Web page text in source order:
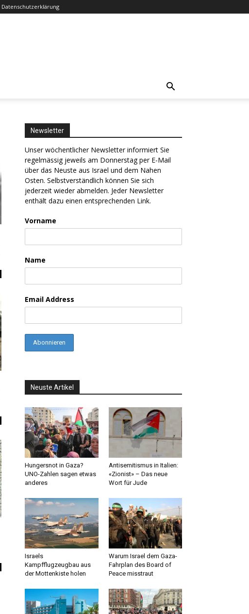
Datenschutzerklärung
Newsletter
Unser wöchentlicher Newsletter informiert Sie
regelmässig jeweils am Donnerstag per E-Mail
über das Neuste aus Israel und dem Nahen
Osten. Selbstverständlich können Sie sich
jederzeit wieder abmelden. Jeder Newsletter
enthält dazu einen entsprechenden Link.
Vorname
Name
Email Address
Neuste Artikel
Hungersnot in Gaza?
UNO-Zahlen sagen etwas
anderes
Antisemitismus in Italien:
«Zionist» – Das neue
Wort für Jude
Israels
Kampfflugzeugbau aus
der Mottenkiste holen
Warum Israel dem Gaza-
Fahrplan des Board of
Peace misstraut